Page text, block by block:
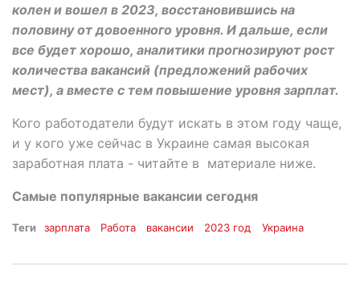
колен и вошел в 2023, восстановившись на
половину от довоенного уровня. И дальше, если
все будет хорошо, аналитики прогнозируют рост
количества вакансий (предложений рабочих
мест), а вместе с тем повышение уровня зарплат.
Кого работодатели будут искать в этом году чаще,
и у кого уже сейчас в Украине самая высокая
заработная плата - читайте в материале ниже.
Самые популярные вакансии сегодня
Теги зарплата Работа вакансии 2023 год Украина